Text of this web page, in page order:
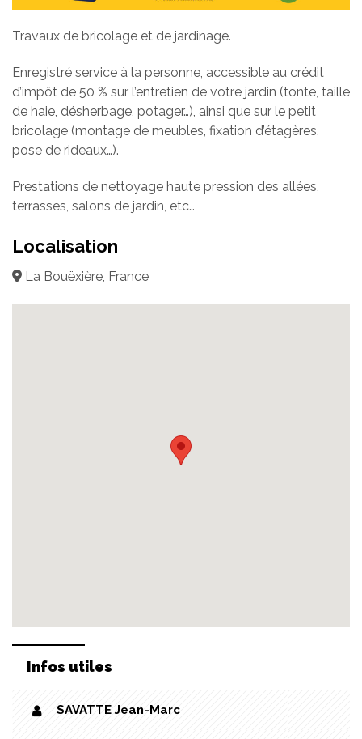
Travaux de bricolage et de jardinage.
Enregistré service à la personne, accessible au crédit
d’impôt de 50 % sur l’entretien de votre jardin (tonte, taille
de haie, désherbage, potager…), ainsi que sur le petit
bricolage (montage de meubles, fixation d’étagères,
pose de rideaux…).
Prestations de nettoyage haute pression des allées,
terrasses, salons de jardin, etc…
Localisation
La Bouëxière, France
Infos utiles
SAVATTE Jean-Marc